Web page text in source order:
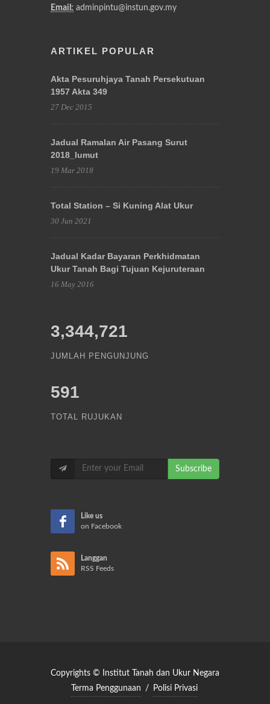
Email: adminpintu@instun.gov.my
ARTIKEL POPULAR
Akta Pesuruhjaya Tanah Persekutuan
1957 Akta 349
27 Dec 2015
Jadual Ramalan Air Pasang Surut
2018_lumut
19 Mar 2018
Total Station – Si Kuning Alat Ukur
30 Jun 2021
Jadual Kadar Bayaran Perkhidmatan
Ukur Tanah Bagi Tujuan Kejuruteraan
16 May 2016
3,344,721
JUMLAH PENGUNJUNG
591
TOTAL RUJUKAN
Subscribe
Like us
on Facebook
Langgan
RSS Feeds
Copyrights © Institut Tanah dan Ukur Negara
Terma Penggunaan
/ Polisi Privasi